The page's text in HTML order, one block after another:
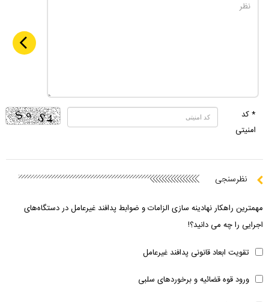
* کد
امنیتی
نظرسنجی
مهمترین راهکار نهادینه سازی الزامات و ضوابط پدافند غیرعامل در دستگاه‌های
اجرایی را چه می دانید؟!
تقویت ابعاد قانونی پدافند غیرعامل
ورود قوه قضائیه و برخوردهای سلبی